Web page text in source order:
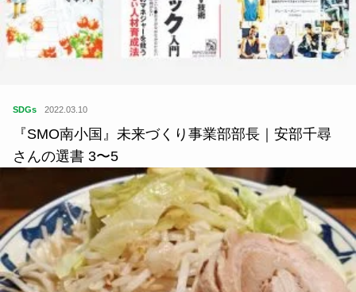
SDGs 2022.03.10
『SMO南小国』未来づくり事業部部長｜安部千尋
さんの選書 3〜5